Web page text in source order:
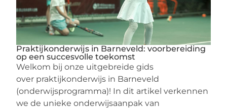
Praktijkonderwijs in Barneveld: voorbereiding
op een succesvolle toekomst
Welkom bij onze uitgebreide gids
over praktijkonderwijs in Barneveld
(onderwijsprogramma)! In dit artikel verkennen
we de unieke onderwijsaanpak van